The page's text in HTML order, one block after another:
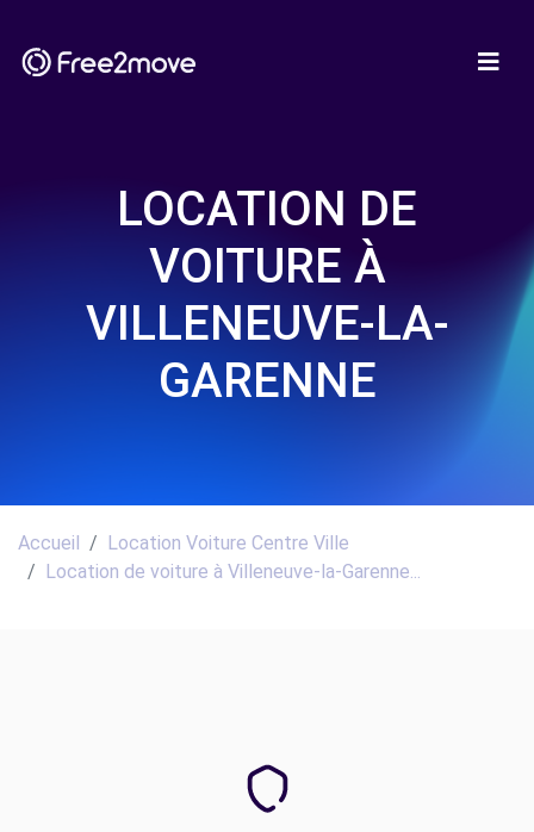
LOCATION DE
VOITURE À
VILLENEUVE-LA-
GARENNE
Accueil
Location Voiture Centre Ville
Location de voiture à Villeneuve-la-Garenne...